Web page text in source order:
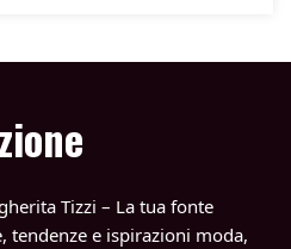
Tizzi – La tua fonte
tendenze e ispirazioni moda,